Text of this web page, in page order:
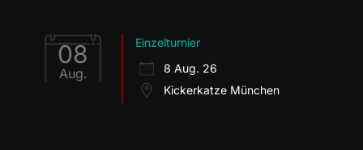
08
Aug.
Einzelturnier
8 Aug. 26
Kickerkatze München